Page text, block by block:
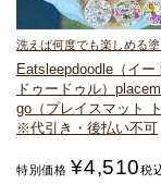
洗えば何度でも楽しめる
Eatsleepdoodle（イー
ドゥードゥル）
go（プレイスマット
※代引き・後払い不可
特別価格 ¥4,510税